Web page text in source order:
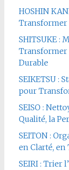
HOSHIN
Transformer
SHITSUKE :
Transformer
Durable
SEIKETSU :
pour
SEISO :
Qualité, la
SEITON :
en Clarté, en
SEIRI : Trier